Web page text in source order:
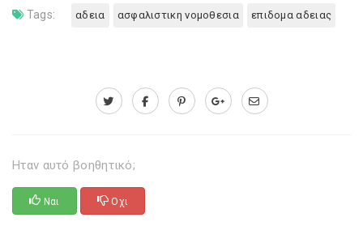
Tags: αδεια ασφαλιστικη νομοθεσια επιδομα αδειας
Ηταν αυτό βοηθητικό;
Ναι Οχι